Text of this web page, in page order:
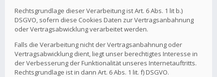
Rechtsgrundlage dieser Verarbeitung ist Art. 6 Abs. 1 lit b.)
DSGVO, sofern diese Cookies Daten zur Vertragsanbahnung
oder Vertragsabwicklung verarbeitet werden.
Falls die Verarbeitung nicht der Vertragsanbahnung oder
Vertragsabwicklung dient, liegt unser berechtigtes Interesse in
der Verbesserung der Funktionalität unseres Internetauftritts.
Rechtsgrundlage ist in dann Art. 6 Abs. 1 lit. f) DSGVO.